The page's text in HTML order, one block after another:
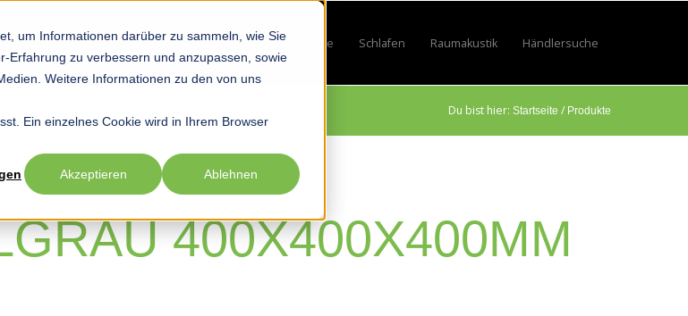
um Informationen darüber zu sammeln, wie Sie
Erfahrung zu verbessern und anzupassen, sowie
Weitere Informationen zu den von uns
Ein einzelnes Cookie wird in Ihrem Browser
Akzeptieren Ablehnen
Startseite HobbyShow submenu for Hobby
SportShow submenu for Sport
Beruf Show submenu for Beruf
Lifestyle Show submenu for Lifestyle
Schlafen Show submenu for Schlafen
Raumakustik Show submenu for Raumakustik
Händlersuche
Du bist hier: Startseite / Produkte
400X400X400MM